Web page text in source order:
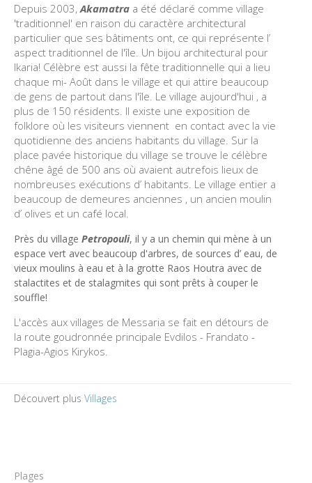
Depuis 2003, Akamatra a été déclaré comme village
'traditionnel' en raison du caractère architectural
particulier que ses bâtiments ont, ce qui représente l’
aspect traditionnel de l'île. Un bijou architectural pour
Ikaria! Célèbre est aussi la fête traditionnelle qui a lieu
chaque mi- Août dans le village et qui attire beaucoup
de gens de partout dans l'île. Le village aujourd'hui , a
plus de 150 résidents. Il existe une exposition de
folklore où les visiteurs viennent en contact avec la vie
quotidienne des anciens habitants du village. Sur la
place pavée historique du village se trouve le célèbre
chêne âgé de 500 ans où avaient autrefois lieux de
nombreuses exécutions d’ habitants. Le village entier a
beaucoup de demeures anciennes , un ancien moulin
d’ olives et un café local.
Près du village Petropouli, il y a un chemin qui mène à un
espace vert avec beaucoup d'arbres, de sources d’ eau, de
vieux moulins à eau et à la grotte Raos Houtra avec de
stalactites et de stalagmites qui sont prêts à couper le
souffle!
L'accès aux villages de Messaria se fait en détours de
la route goudronnée principale Evdilos - Frandato -
Plagia-Agios Kirykos.
Découvert plus Villages
Plages